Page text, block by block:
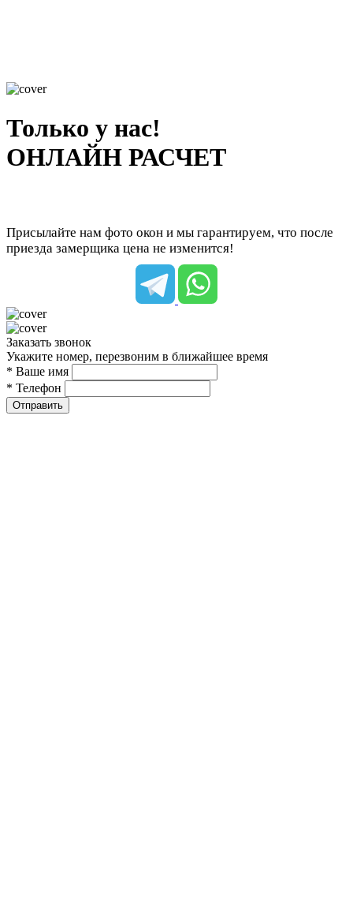
Только у нас!
ОНЛАЙН РАСЧЕТ
Присылайте нам фото окон и мы гарантируем, что после
приезда замерщика цена не изменится!
Заказать звонок
Укажите номер, перезвоним в ближайшее время
* Ваше имя
* Телефон
Отправить